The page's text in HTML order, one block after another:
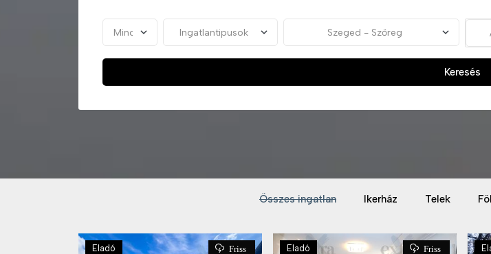
Keresés
Összes ingatlan Ikerház Telek
Eladó Friss Eladó Friss